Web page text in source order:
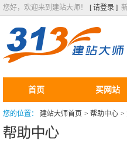
您好，欢迎来到建站大师！ [ 请登录 ]
首页 买网站
您的位置： 建站大师首页 > 帮助中心 >